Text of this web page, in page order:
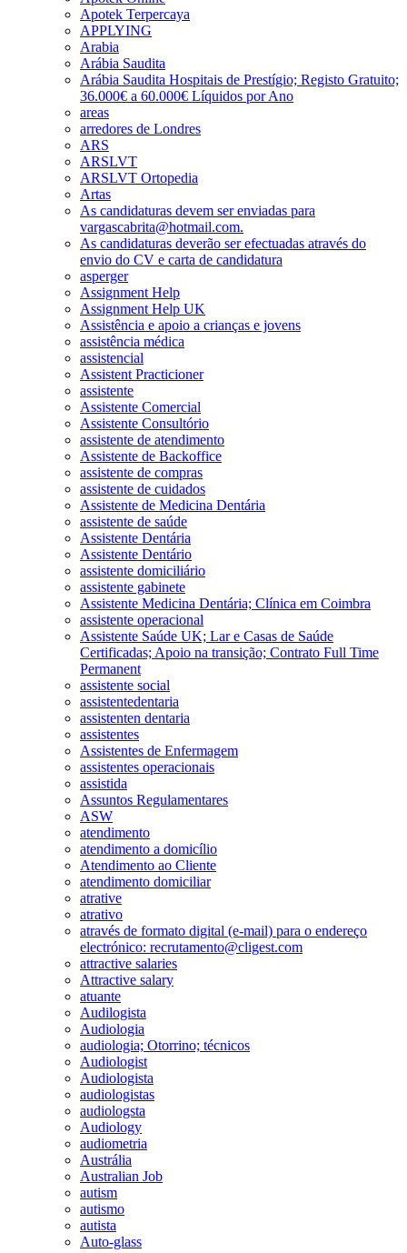
Apotek Terpercaya
APPLYING
Arabia
Arábia Saudita
Arábia Saudita Hospitais de Prestígio; Registo Gratuito;
36.000€ a 60.000€ Líquidos por Ano
areas
arredores de Londres
ARS
ARSLVT
ARSLVT Ortopedia
Artas
As candidaturas devem ser enviadas para
vargascabrita@hotmail.com.
As candidaturas deverão ser efectuadas através do
envio do CV e carta de candidatura
asperger
Assignment Help
Assignment Help UK
Assistência e apoio a crianças e jovens
assistência médica
assistencial
Assistent Practicioner
assistente
Assistente Comercial
Assistente Consultório
assistente de atendimento
Assistente de Backoffice
assistente de compras
assistente de cuidados
Assistente de Medicina Dentária
assistente de saúde
Assistente Dentária
Assistente Dentário
assistente domiciliário
assistente gabinete
Assistente Medicina Dentária; Clínica em Coimbra
assistente operacional
Assistente Saúde UK; Lar e Casas de Saúde
Certificadas; Apoio na transição; Contrato Full Time
Permanent
assistente social
assistentedentaria
assistenten dentaria
assistentes
Assistentes de Enfermagem
assistentes operacionais
assistida
Assuntos Regulamentares
ASW
atendimento
atendimento a domicílio
Atendimento ao Cliente
atendimento domiciliar
atrative
atrativo
através de formato digital (e-mail) para o endereço
electrónico: recrutamento@cligest.com
attractive salaries
Attractive salary
atuante
Audilogista
Audiologia
audiologia; Otorrino; técnicos
Audiologist
Audiologista
audiologistas
audiologsta
Audiology
audiometria
Austrália
Australian Job
autism
autismo
autista
Auto-glass